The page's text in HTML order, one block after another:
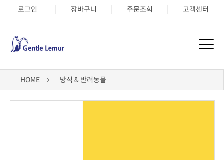
로그인 장바구니 주문조회 고객센터
HOME 방석 & 반려동물